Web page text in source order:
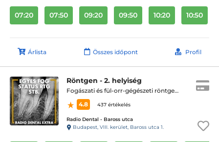
07:20 07:50 09:20 09:50 10:20 10:50
Árlista Összes időpont Profil
Röntgen - 2. helyiség
Fogászati és fül-orr-gégészeti röntgen, cbct készítése
4.8
437 értékelés
Radio Dental - Baross utca
Budapest, VIII. kerület, Baross utca 1.